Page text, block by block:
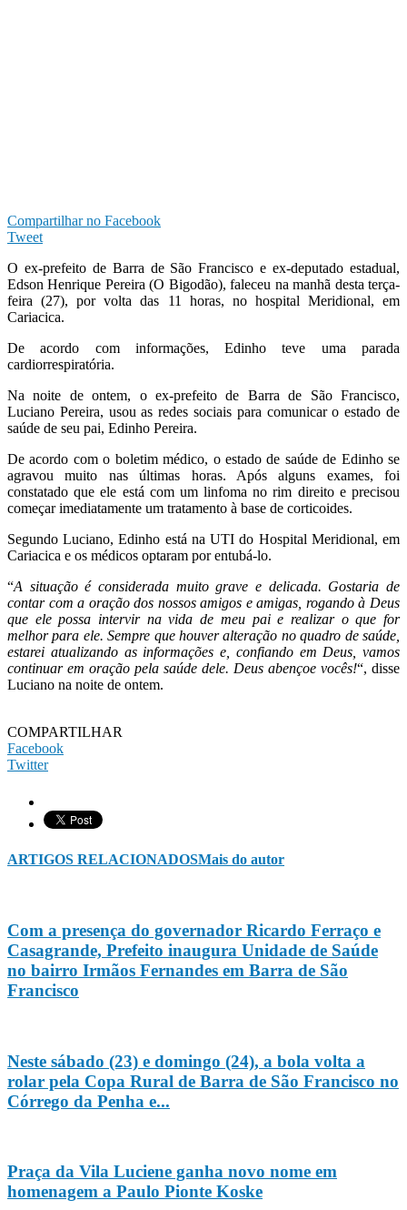
Compartilhar no Facebook
Tweet
O ex-prefeito de Barra de São Francisco e ex-deputado estadual,
Edson Henrique Pereira (O Bigodão), faleceu na manhã desta terça-
feira (27), por volta das 11 horas, no hospital Meridional, em
Cariacica.
De acordo com informações, Edinho teve uma parada
cardiorrespiratória.
Na noite de ontem, o ex-prefeito de Barra de São Francisco,
Luciano Pereira, usou as redes sociais para comunicar o estado de
saúde de seu pai, Edinho Pereira.
De acordo com o boletim médico, o estado de saúde de Edinho se
agravou muito nas últimas horas. Após alguns exames, foi
constatado que ele está com um linfoma no rim direito e precisou
começar imediatamente um tratamento à base de corticoides.
Segundo Luciano, Edinho está na UTI do Hospital Meridional, em
Cariacica e os médicos optaram por entubá-lo.
“A situação é considerada muito grave e delicada. Gostaria de
contar com a oração dos nossos amigos e amigas, rogando à Deus
que ele possa intervir na vida de meu pai e realizar o que for
melhor para ele. Sempre que houver alteração no quadro de saúde,
estarei atualizando as informações e, confiando em Deus, vamos
continuar em oração pela saúde dele. Deus abençoe vocês!“, disse
Luciano na noite de ontem.
COMPARTILHAR
Facebook
Twitter
ARTIGOS RELACIONADOSMais do autor
Com a presença do governador Ricardo Ferraço e
Casagrande, Prefeito inaugura Unidade de Saúde
no bairro Irmãos Fernandes em Barra de São
Francisco
Neste sábado (23) e domingo (24), a bola volta a
rolar pela Copa Rural de Barra de São Francisco no
Córrego da Penha e...
Praça da Vila Luciene ganha novo nome em
homenagem a Paulo Pionte Koske